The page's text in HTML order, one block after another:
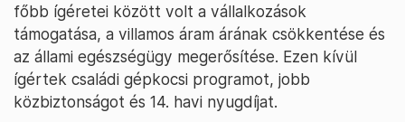
főbb ígéretei között volt a vállalkozások
támogatása, a villamos áram árának csökkentése és
az állami egészségügy megerősítése. Ezen kívül
ígértek családi gépkocsi programot, jobb
közbiztonságot és 14. havi nyugdíjat.